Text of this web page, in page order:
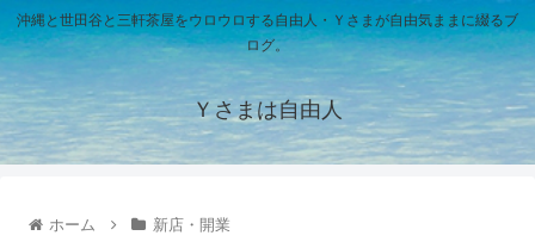
沖縄と世田谷と三軒茶屋をウロウロする自由人・Ｙさまが自由気ままに綴るブ
ログ。
Ｙさまは自由人
ホーム 新店・開業